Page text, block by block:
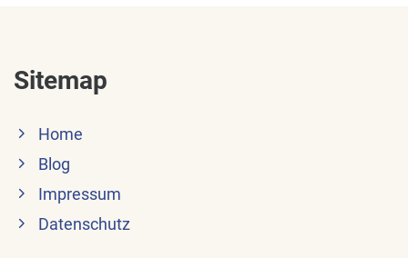
Sitemap
Home
Blog
Impressum
Datenschutz